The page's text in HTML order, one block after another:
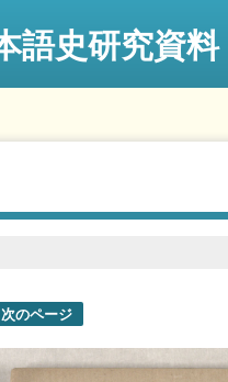
語史研究資料
次のページ